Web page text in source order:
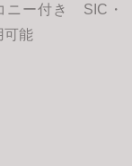
ニー付き SIC・
可能